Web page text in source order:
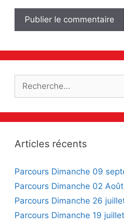
Rechercher :
Articles récents
Parcours Dimanche 09
Parcours Dimanche 02
Parcours Dimanche 26
Parcours Dimanche 19